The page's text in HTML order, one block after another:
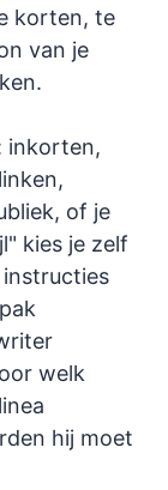
korten, te
van je
inkorten,
of je
kies je zelf
welk
hij moet